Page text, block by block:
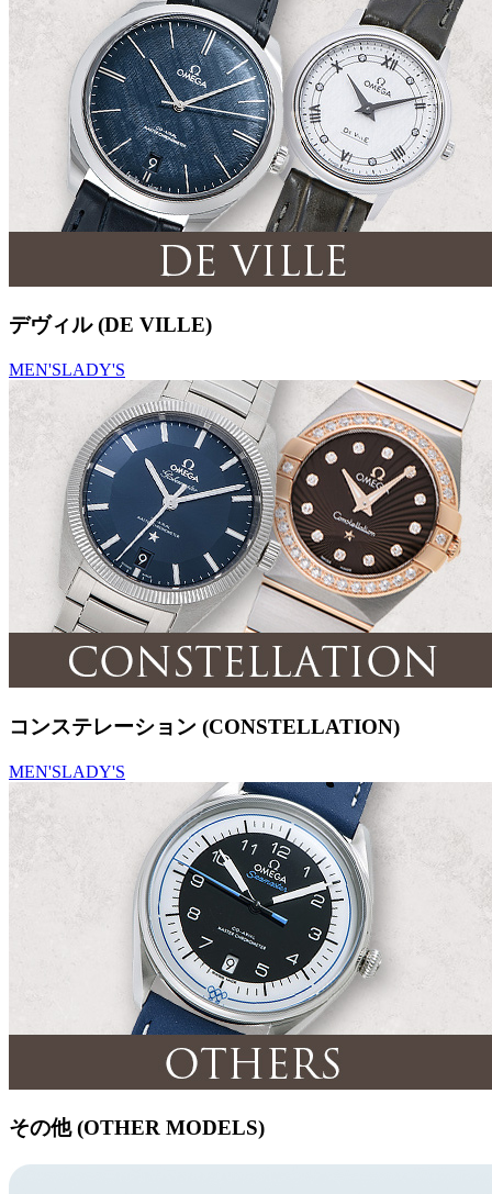
デヴィル (DE VILLE)
MEN'SLADY'S
コンステレーション (CONSTELLATION)
MEN'SLADY'S
その他 (OTHER MODELS)